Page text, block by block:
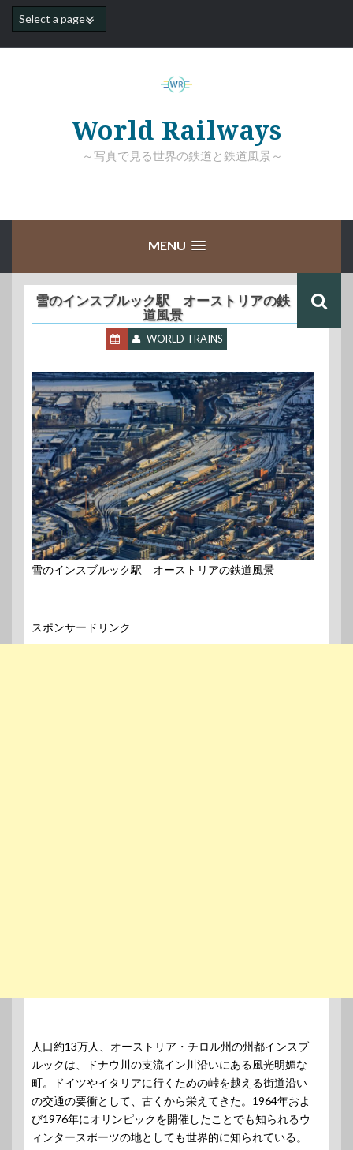
World Railways
～写真で見る世界の鉄道と鉄道風景～
MENU
雪のインスブルック駅 オーストリアの鉄
道風景
WORLD TRAINS
雪のインスブルック駅 オーストリアの鉄道風景
スポンサードリンク
人口約13万人、オーストリア・チロル州の州都インスブ
ルックは、ドナウ川の支流イン川沿いにある風光明媚な
町。ドイツやイタリアに行くための峠を越える街道沿い
の交通の要衝として、古くから栄えてきた。1964年およ
び1976年にオリンピックを開催したことでも知られるウ
ィンタースポーツの地としても世界的に知られている。